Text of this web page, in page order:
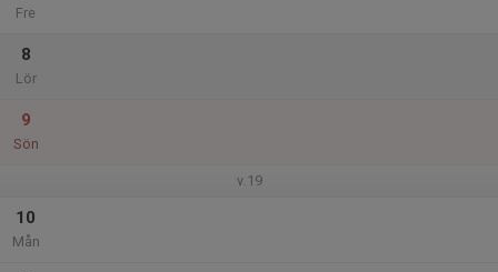
Fre
8
Lör
9
Sön
v.19
10
Mån